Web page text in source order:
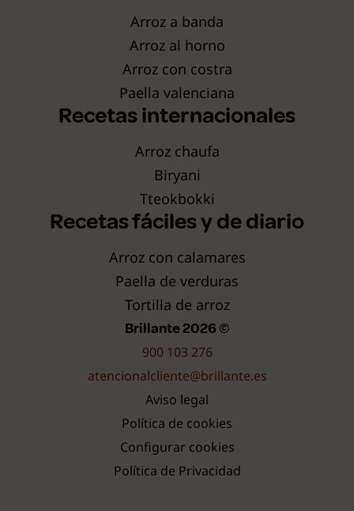
Arroz a banda
Arroz al horno
Arroz con costra
Paella valenciana
Recetas internacionales
Arroz chaufa
Biryani
Tteokbokki
Recetas fáciles y de diario
Arroz con calamares
Paella de verduras
Tortilla de arroz
Brillante 2026 ©
900 103 276
atencionalcliente@brillante.es
Aviso legal
Política de cookies
Configurar cookies
Política de Privacidad